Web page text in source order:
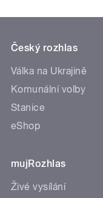
Český rozhlas
Válka na Ukrajině
Komunální volby
Stanice
eShop
mujRozhlas
Živé vysílání